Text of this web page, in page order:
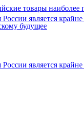
товары
будущее
является
является